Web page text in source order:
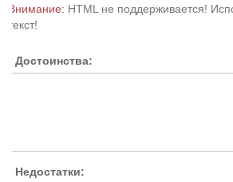
Внимание: HTML не поддерживается!
текст!
Достоинства:
Недостатки: